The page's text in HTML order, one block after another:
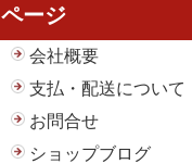
ページ
会社概要
支払・配送について
お問合せ
ショップブログ